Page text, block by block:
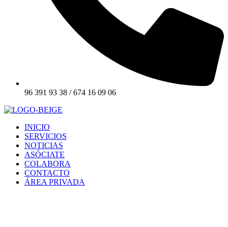
96 391 93 38 / 674 16 09 06
INICIO
SERVICIOS
NOTICIAS
ASÓCIATE
COLABORA
CONTACTO
ÁREA PRIVADA